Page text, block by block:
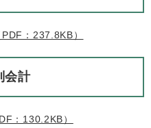
：237.8KB）
会計
：130.2KB）